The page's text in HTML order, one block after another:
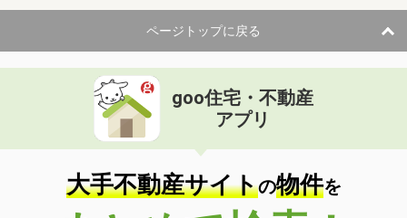
ページトップに戻る
goo住宅・不動産
アプリ
大手不動産サイトの物件を